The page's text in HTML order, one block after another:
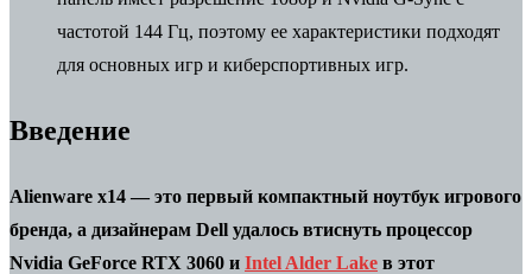
частотой 144 Гц, поэтому ее характеристики подходят
для основных игр и киберспортивных игр.
Введение
Alienware x14 — это первый компактный ноутбук игрового
бренда, а дизайнерам Dell удалось втиснуть процессор
Nvidia GeForce RTX 3060 и Intel Alder Lake в этот